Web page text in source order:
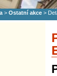
> Ostatní akce >